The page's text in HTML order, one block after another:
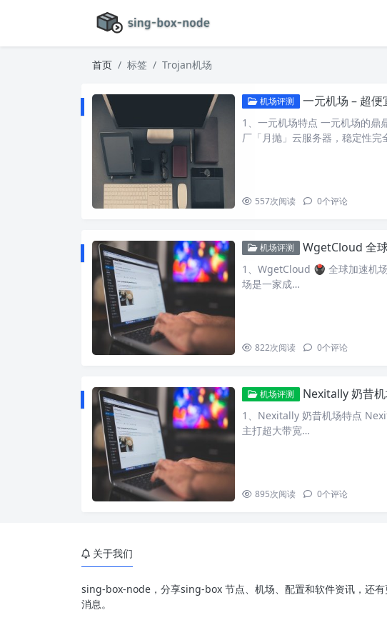
首页 标签 Trojan机场
机场评测 一元机场 – 超
1、一元机场特点 一元机场的鼎
厂「月抛」云服务器，稳定性完
557次阅读 0个评论
机场评测 WgetCloud 全球加速 –
1、WgetCloud 🖲 全球加速机
场是一家成…
822次阅读 0个评论
机场评测 Nexitally 奶昔机场 – 老
1、Nexitally 奶昔机场特点
主打超大带宽…
895次阅读 0个评论
关于我们
sing-box-node，分享sing-box 节点、机场、配置和软件资讯，还有
消息。